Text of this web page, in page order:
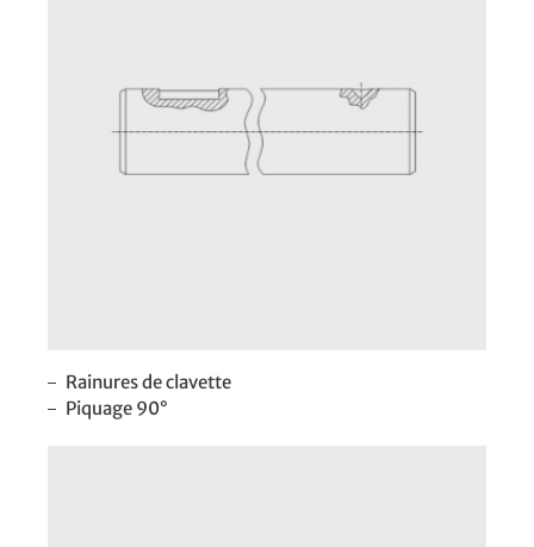
Rainures de clavette
Piquage 90°